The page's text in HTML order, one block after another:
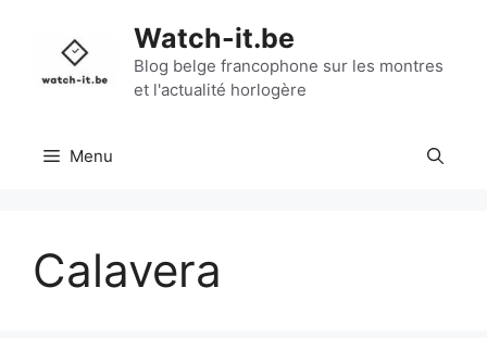
contenu
Watch-it.be
Blog belge francophone sur les montres
et l'actualité horlogère
Menu
Calavera